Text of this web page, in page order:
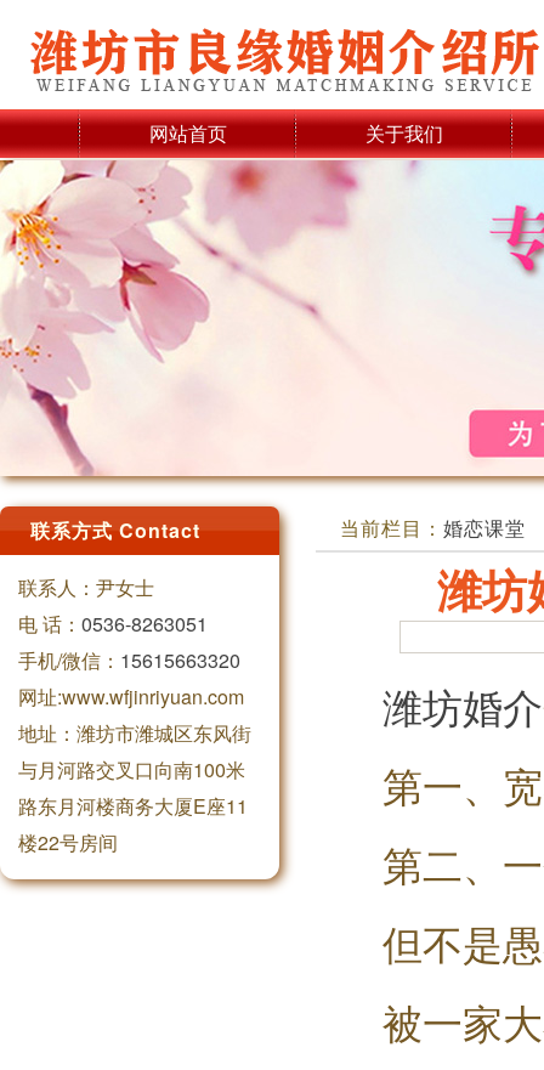
网站首页 关于我们
联系方式 Contact
联系人：尹女士
电 话： 0536-8263051
手机/微信： 15615663320
网址:www.wfjinriyuan.com
地址：潍坊市潍城区东风街
与月河路交叉口向南100米
路东月河楼商务大厦E座11
楼22号房间
当前栏目： 婚恋课堂
潍坊
潍坊婚介
第一、
第二、
但不是
被一家